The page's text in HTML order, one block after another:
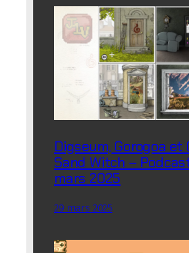
Digseum, Gorogoa et
Sand Witch –
mars 2025
29 mars 2025